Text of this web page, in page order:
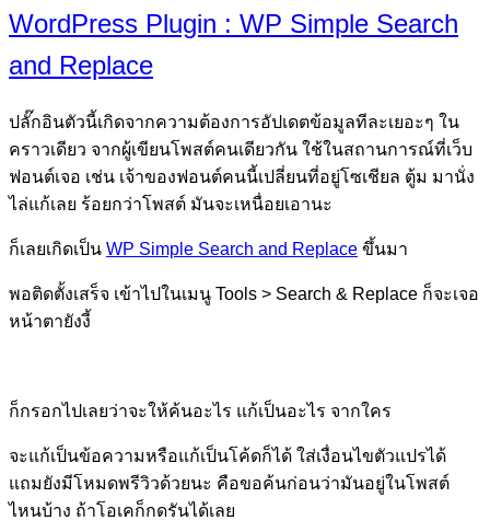
WordPress Plugin : WP Simple Search
and Replace
ปลั๊กอินตัวนี้เกิดจากความต้องการอัปเดตข้อมูลทีละเยอะๆ ใน
คราวเดียว จากผู้เขียนโพสต์คนเดียวกัน ใช้ในสถานการณ์ที่เว็บ
ฟอนต์เจอ เช่น เจ้าของฟอนต์คนนี้เปลี่ยนที่อยู่โซเชียล ตู้ม มานั่ง
ไล่แก้เลย ร้อยกว่าโพสต์ มันจะเหนื่อยเอานะ
ก็เลยเกิดเป็น WP Simple Search and Replace ขึ้นมา
พอติดตั้งเสร็จ เข้าไปในเมนู Tools > Search & Replace ก็จะเจอ
หน้าตายังงี้
ก็กรอกไปเลยว่าจะให้ค้นอะไร แก้เป็นอะไร จากใคร
จะแก้เป็นข้อความหรือแก้เป็นโค้ดก็ได้ ใส่เงื่อนไขตัวแปรได้
แถมยังมีโหมดพรีวิวด้วยนะ คือขอค้นก่อนว่ามันอยู่ในโพสต์
ไหนบ้าง ถ้าโอเคก็กดรันได้เลย